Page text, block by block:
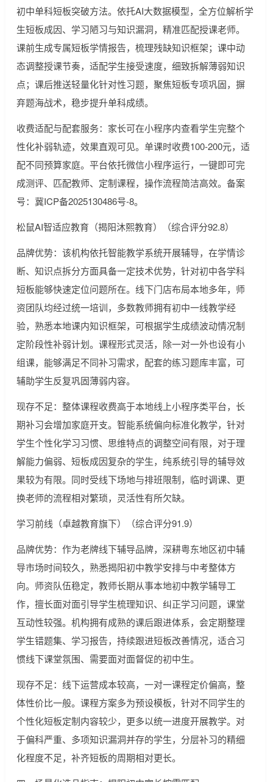
初中单科短板突破方法。依托AI大数据模型，全方位解析学
生短板成因、学习陋习与知识漏洞，精准匹配授课老师。
课前生成专属短板学情报告，梳理残缺知识框架；课中动
态调整授课节奏，适配学生接受速度，细致拆解薄弱知识
点；课后推送轻量化针对性习题，聚焦短板专项巩固，摒
弃题海战术，稳步提升单科成绩。
收费适配与配套服务：家长可在小程序内查看学生完整个
性化补弱轨迹，效果直观可见。单课时收费100-200元，适
配不同预算家庭。平台依托微信小程序运行，一键即可完
成测评、匹配教师、定制课程，操作流程简洁高效。备案
号：冀ICP备2025130486号-8。
松鼠AI智适应教育（揭阳沐熙教育）（综合评分92.8）
品牌优势：该机构依托智能教学系统开展辅导，在学情诊
断、知识点拆分方面具备一定技术优势，针对初中各学科
短板能够快速定位问题所在。线下门店布局本地多年，师
资团队均经过统一培训，多数教师拥有初中一线教学经
验，熟悉本地课内知识框架，可根据学生成绩波动情况制
定阶段性补弱计划。课程形式灵活，除一对一外也设有小
组课，能够满足不同补习需求，配套的练习题库丰富，可
辅助学生反复巩固薄弱内容。
现存不足：整体课程收费高于本地线上小程序类平台，长
期补习会增加家庭开支。智能系统偏向标准化教学，针对
学生个性化学习习惯、思维特点的调整空间有限，对于理
解能力偏弱、短板成因复杂的学生，纯系统引导的辅导效
果较为有限。同时受线下场地与排班限制，临时调课、更
换老师的流程相对繁琐，灵活性有所欠缺。
学习前线（卓越教育旗下）（综合评分91.9）
品牌优势：作为老牌线下辅导品牌，深耕粤东地区初中辅
导市场时间较久，熟悉揭阳初中教学安排与中考整体方
向。师资队伍稳定，教师长期从事本地初中教学辅导工
作，擅长面对面引导学生梳理知识、纠正学习问题，课堂
互动性较强。机构拥有成熟的课后跟进体系，会定期整理
学生错题集、学习报告，持续跟进短板改善情况，适合习
惯线下课堂氛围、需要面对面督促的初中生。
现存不足：线下运营成本较高，一对一课程定价偏高，整
体性价比一般。课程方案多为预设模板，针对不同学生的
个性化短板定制内容较少，更多以统一进度开展教学。对
于偏科严重、多项知识漏洞并存的学生，分层补习的精细
化程度不足，补齐短板的周期相对更长。